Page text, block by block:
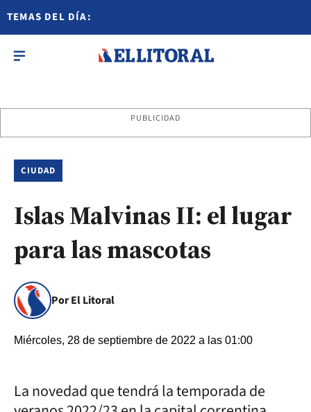
TEMAS DEL DÍA:
PUBLICIDAD
CIUDAD
Islas Malvinas II: el lugar
para las mascotas
Por El Litoral
Miércoles, 28 de septiembre de 2022 a las 01:00
La novedad que tendrá la temporada de